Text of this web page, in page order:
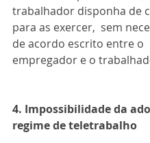
trabalhador disponha de
para as exercer,  sem
de acordo escrito entre o
empregador e o
4. Impossibilidade da
regime de teletrabalho